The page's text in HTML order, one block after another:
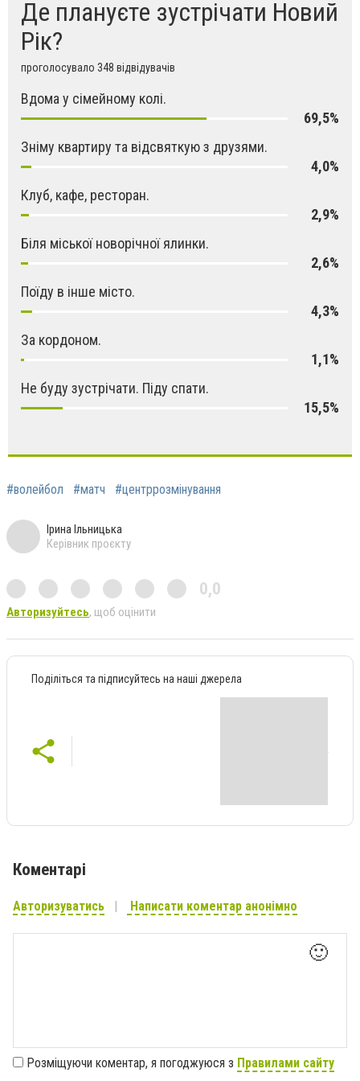
Де плануєте зустрічати Новий
Рік?
проголосувало 348 відвідувачів
Вдома у сімейному колі.
69,5%
Зніму квартиру та відсвяткую з друзями.
4,0%
Клуб, кафе, ресторан.
2,9%
Біля міської новорічної ялинки.
2,6%
Поїду в інше місто.
4,3%
За кордоном.
1,1%
Не буду зустрічати. Піду спати.
15,5%
#волейбол #матч #центррозмінування
Ірина Ільницька
Керівник проєкту
0,0
Авторизуйтесь, щоб оцінити
Поділіться та підписуйтесь на наші джерела
Коментарі
Авторизуватись Написати коментар анонімно
🙂
Розміщуючи коментар, я погоджуюся з Правилами сайту